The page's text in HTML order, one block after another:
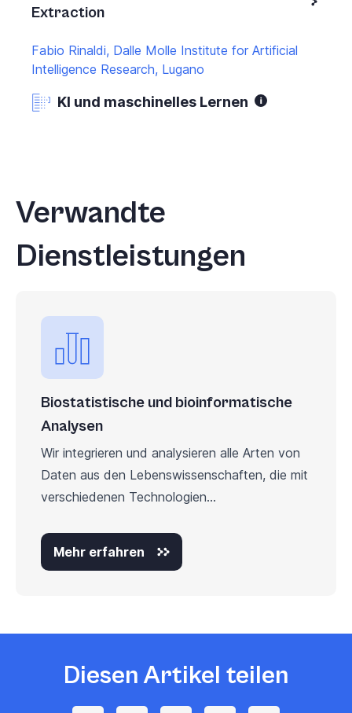
Extraction
Fabio Rinaldi, Dalle Molle Institute for Artificial
Intelligence Research, Lugano
KI und maschinelles Lernen
Verwandte
Dienstleistungen
Biostatistische und bioinformatische
Analysen
Wir integrieren und analysieren alle Arten von
Daten aus den Lebenswissenschaften, die mit
verschiedenen Technologien...
Mehr erfahren
Diesen Artikel teilen